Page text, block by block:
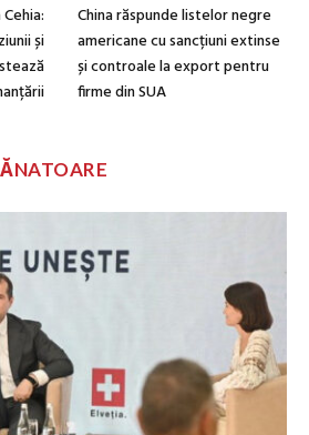
și
China răspunde listelor negre
americane cu sancțiuni extinse
și controale la export pentru
firme din SUA